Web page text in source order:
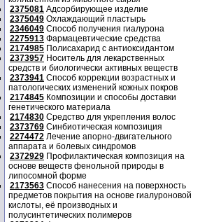
2375081 Адсорбирующее изделие
2375049 Охлаждающий пластырь
2346049 Способ получения гиалурона
2275913 Фармацевтические средства
2174985 Полисахарид с антиоксидантом
2373957 Носитель для лекарственных
средств и биологически активных веществ
2373941 Способ коррекции возрастных и
патологических изменений кожных покров
2174845 Композиции и способы доставки
генетического материала
2174830 Средство для укрепления волос
2373769 Синбиотическая композиция
2274472 Лечение апорно-двигательного
аппарата и болевых синдромов
2372929 Профилактическая композиция на
основе веществ фенольной природы в
липосомной форме
2173563 Способ нанесения на поверхность
предметов покрытия на основе гиалуроновой
кислоты, её производных и
полусинтетических полимеров